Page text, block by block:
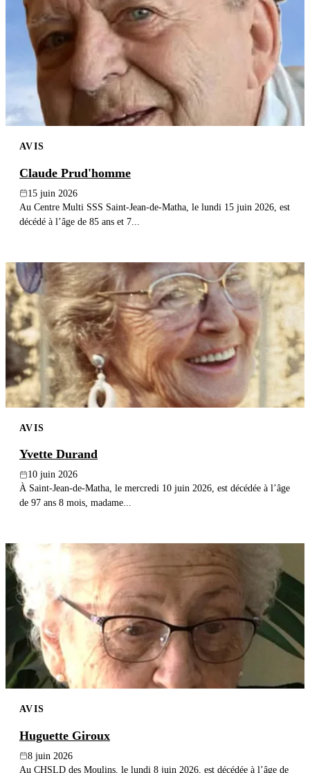
AVIS
Claude Prud'homme
15 juin 2026
Au Centre Multi SSS Saint-Jean-de-Matha, le lundi 15 juin 2026, est
décédé à l’âge de 85 ans et 7...
AVIS
Yvette Durand
10 juin 2026
À Saint-Jean-de-Matha, le mercredi 10 juin 2026, est décédée à l’âge
de 97 ans 8 mois, madame...
AVIS
Huguette Giroux
8 juin 2026
Au CHSLD des Moulins, le lundi 8 juin 2026, est décédée à l’âge de